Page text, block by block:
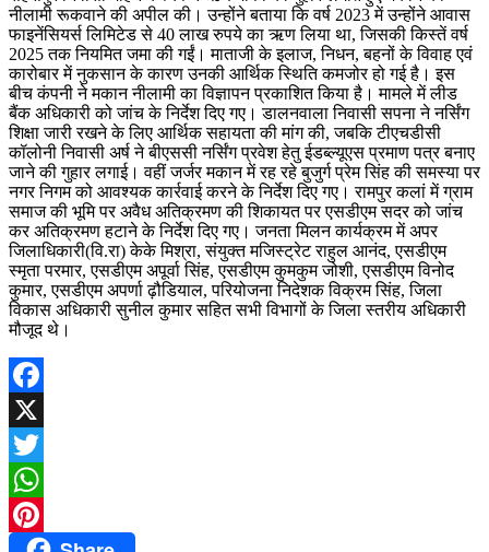
नीलामी रूकवाने की अपील की। उन्होंने बताया कि वर्ष 2023 में उन्होंने आवास
फाइनेंसियर्स लिमिटेड से 40 लाख रुपये का ऋण लिया था, जिसकी किस्तें वर्ष
2025 तक नियमित जमा की गईं। माताजी के इलाज, निधन, बहनों के विवाह एवं
कारोबार में नुकसान के कारण उनकी आर्थिक स्थिति कमजोर हो गई है। इस
बीच कंपनी ने मकान नीलामी का विज्ञापन प्रकाशित किया है। मामले में लीड
बैंक अधिकारी को जांच के निर्देश दिए गए। डालनवाला निवासी सपना ने नर्सिंग
शिक्षा जारी रखने के लिए आर्थिक सहायता की मांग की, जबकि टीएचडीसी
कॉलोनी निवासी अर्ष ने बीएससी नर्सिंग प्रवेश हेतु ईडब्ल्यूएस प्रमाण पत्र बनाए
जाने की गुहार लगाई। वहीं जर्जर मकान में रह रहे बुजुर्ग प्रेम सिंह की समस्या पर
नगर निगम को आवश्यक कार्रवाई करने के निर्देश दिए गए। रामपुर कलां में ग्राम
समाज की भूमि पर अवैध अतिक्रमण की शिकायत पर एसडीएम सदर को जांच
कर अतिक्रमण हटाने के निर्देश दिए गए। जनता मिलन कार्यक्रम में अपर
जिलाधिकारी(वि.रा) केके मिश्रा, संयुक्त मजिस्ट्रेट राहुल आनंद, एसडीएम
स्मृता परमार, एसडीएम अपूर्वा सिंह, एसडीएम कुमकुम जोशी, एसडीएम विनोद
कुमार, एसडीएम अपर्णा ढ़ौडियाल, परियोजना निदेशक विक्रम सिंह, जिला
विकास अधिकारी सुनील कुमार सहित सभी विभागों के जिला स्तरीय अधिकारी
मौजूद थे।
Facebook
X
Twitter
WhatsApp